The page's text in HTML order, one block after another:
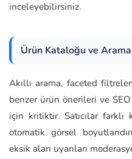
inceleyebilirsiniz.
Ürün Kataloğu ve Arama
Akıllı arama, faceted
benzer ürün önerileri ve
için kritiktir. Satıcılar
otomatik görsel
eksik alan uyarıları